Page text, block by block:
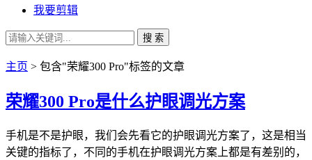
我要剪辑
搜 索
主页 > 包含"荣耀300 Pro"标签的文章
荣耀300 Pro是什么护眼调光方案
手机是不是护眼，我们会先看它的护眼调光方案了，这是相当
关键的指标了，不同的手机在护眼调光方案上都是有差别的，